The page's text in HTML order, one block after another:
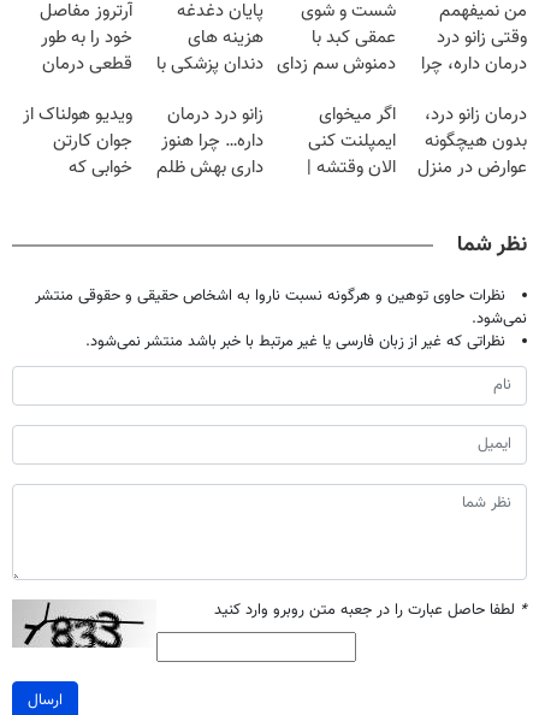
من نمیفهمم
وقتی زانو درد
درمان داره، چرا
تحمل میکنی؟❗
شست و شوی
عمقی کبد با
دمنوش سم زدای
پایان دغدغه
هزینه های
دندان پزشکی با
خانگی
آرتروز مفاصل
خود را به طور
قطعی درمان
◗پرسش‌نامه◖
درمان زانو درد،
بدون هیچگونه
عوارض در منزل
اگر میخوای
ایمپلنت کنی
الان وقتشه |
زانو درد درمان
داره… چرا هنوز
داری بهش ظلم
ویدیو هولناک از
جوان کارتن
خوابی که
نظر شما
نظرات حاوی توهین و هرگونه نسبت ناروا به اشخاص حقیقی و حقوقی منتشر
نمی‌شود.
نظراتی که غیر از زبان فارسی یا غیر مرتبط با خبر باشد منتشر نمی‌شود.
* لطفا حاصل عبارت را در جعبه متن روبرو وارد کنید
ارسال